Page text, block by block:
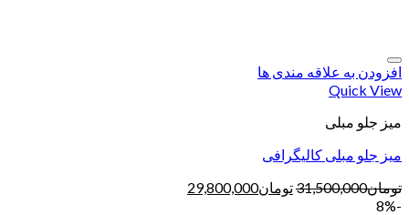
افزودن به علاقه مندی ها
Quick View
میز جلو مبلی
میز جلو مبلی کالیگرافی
تومان31,500,000تومان29,800,000
-8%